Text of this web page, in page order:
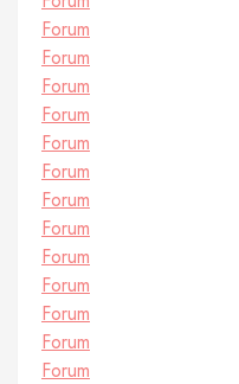
Forum
Forum
Forum
Forum
Forum
Forum
Forum
Forum
Forum
Forum
Forum
Forum
Forum